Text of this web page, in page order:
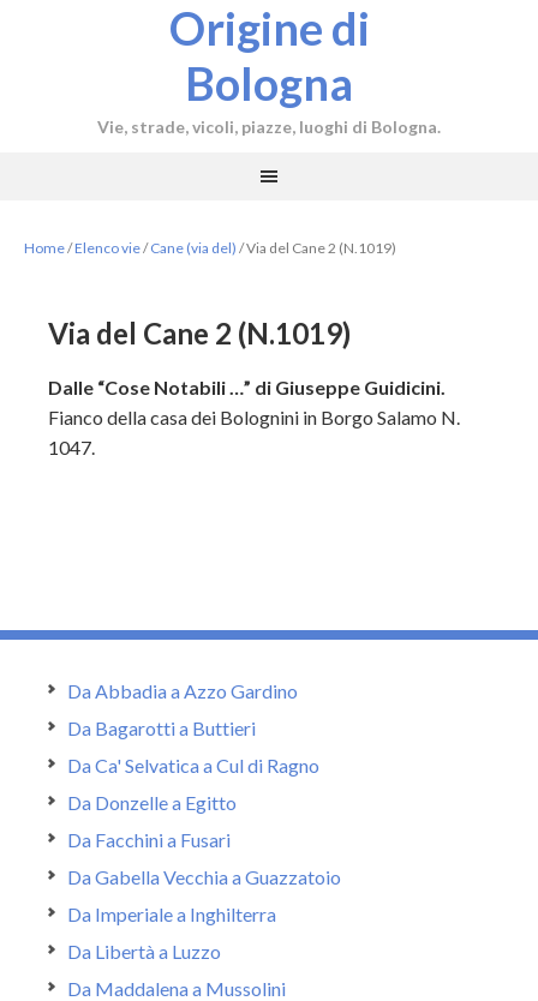
Origine di
Bologna
Vie, strade, vicoli, piazze, luoghi di Bologna.
Home/Elenco vie/ Cane (via del) /Via del Cane 2 (N.1019)
Via del Cane 2 (N.1019)
Dalle “Cose Notabili …” di Giuseppe Guidicini.
Fianco della casa dei Bolognini in Borgo Salamo N.
1047.
Da Abbadia a Azzo Gardino
Da Bagarotti a Buttieri
Da Ca' Selvatica a Cul di Ragno
Da Donzelle a Egitto
Da Facchini a Fusari
Da Gabella Vecchia a Guazzatoio
Da Imperiale a Inghilterra
Da Libertà a Luzzo
Da Maddalena a Mussolini